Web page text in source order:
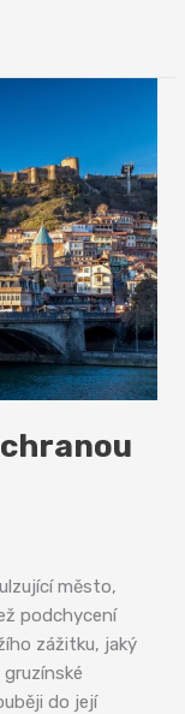
město,
podchycení
zážitku, jaký
do její